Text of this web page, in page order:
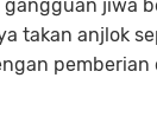
jiwa
takan anjlok
pemberian